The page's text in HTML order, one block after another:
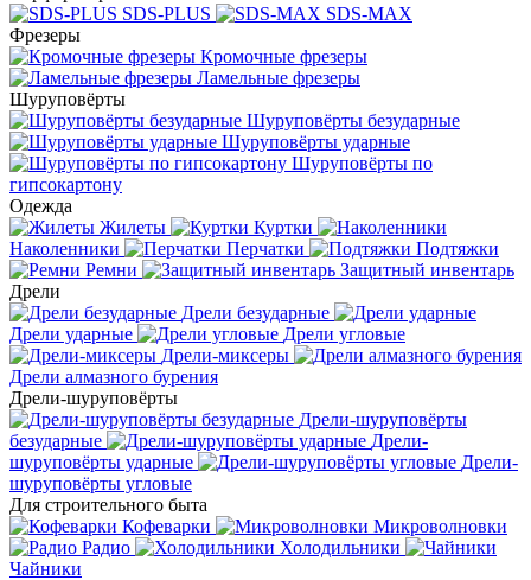
SDS-PLUS
SDS-MAX
Фрезеры
Кромочные фрезеры
Ламельные фрезеры
Шуруповёрты
Шуруповёрты безударные
Шуруповёрты ударные
Шуруповёрты по
гипсокартону
Одежда
Жилеты
Куртки
Наколенники
Перчатки
Подтяжки
Ремни
Защитный инвентарь
Дрели
Дрели безударные
Дрели ударные
Дрели угловые
Дрели-миксеры
Дрели алмазного бурения
Дрели-шуруповёрты
Дрели-шуруповёрты
безударные
Дрели-
шуруповёрты ударные
Дрели-
шуруповёрты угловые
Для строительного быта
Кофеварки
Микроволновки
Радио
Холодильники
Чайники